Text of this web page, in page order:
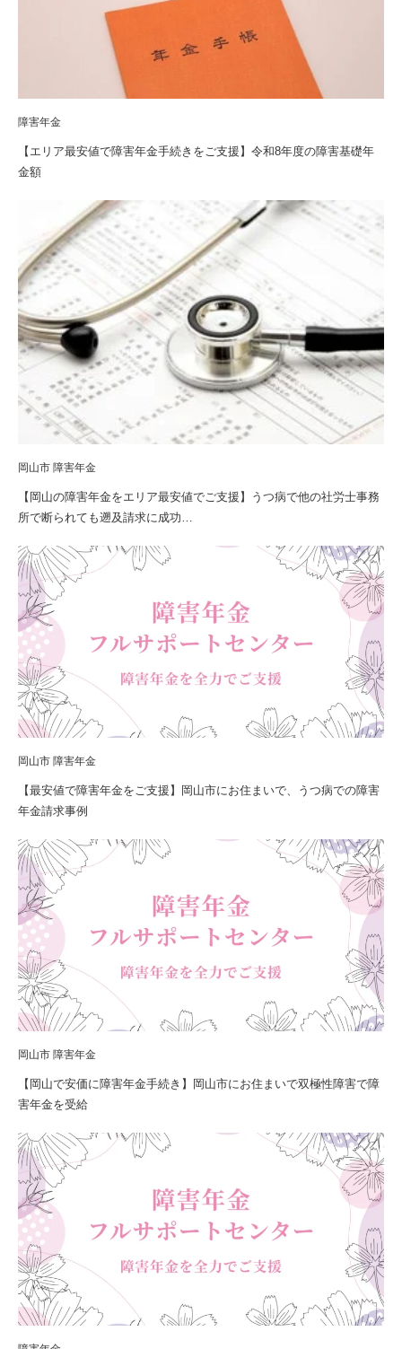
障害年金
【エリア最安値で障害年金手続きをご支援】令和8年度の障害基礎年
金額
岡山市 障害年金
【岡山の障害年金をエリア最安値でご支援】うつ病で他の社労士事務
所で断られても遡及請求に成功…
岡山市 障害年金
【最安値で障害年金をご支援】岡山市にお住まいで、うつ病での障害
年金請求事例
岡山市 障害年金
【岡山で安価に障害年金手続き】岡山市にお住まいで双極性障害で障
害年金を受給